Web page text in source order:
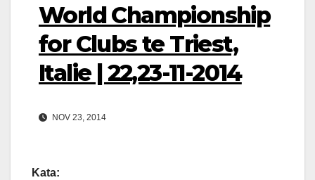
World Championship
for Clubs te Triest,
Italie | 22,23-11-2014
NOV 23, 2014
Kata: